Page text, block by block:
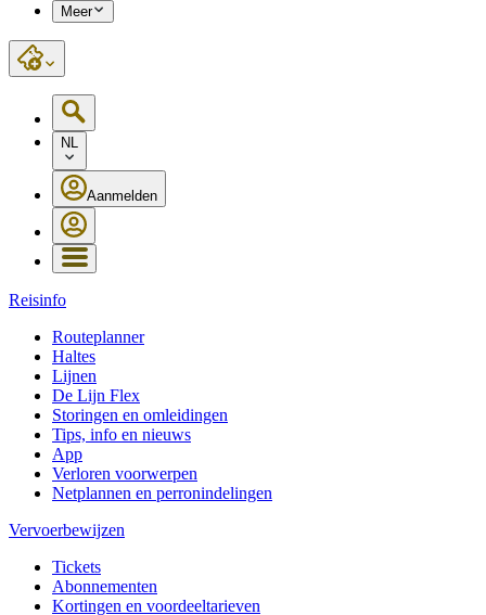
Meer
NL
Aanmelden
Reisinfo
Routeplanner
Haltes
Lijnen
De Lijn Flex
Storingen en omleidingen
Tips, info en nieuws
App
Verloren voorwerpen
Netplannen en perronindelingen
Vervoerbewijzen
Tickets
Abonnementen
Kortingen en voordeeltarieven